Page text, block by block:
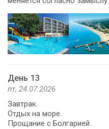
День 13
пт, 24.07.2026
Завтрак.
Отдых на море.
Прощание с Болгарией.